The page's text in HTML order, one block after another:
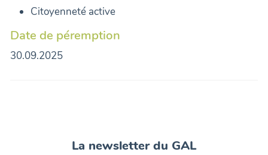
Citoyenneté active
Date de péremption
30.09.2025
La newsletter du GAL